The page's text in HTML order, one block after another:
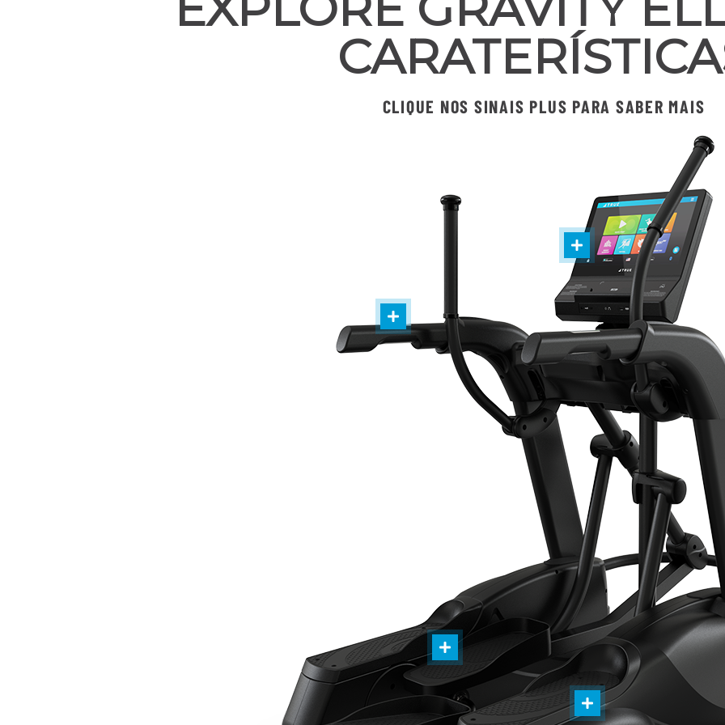
CLIQUE NOS SINAIS PLUS PARA SABER MAIS